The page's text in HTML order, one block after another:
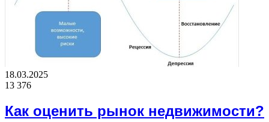
18.03.2025
13 376
Как оценить рынок недвижимости?